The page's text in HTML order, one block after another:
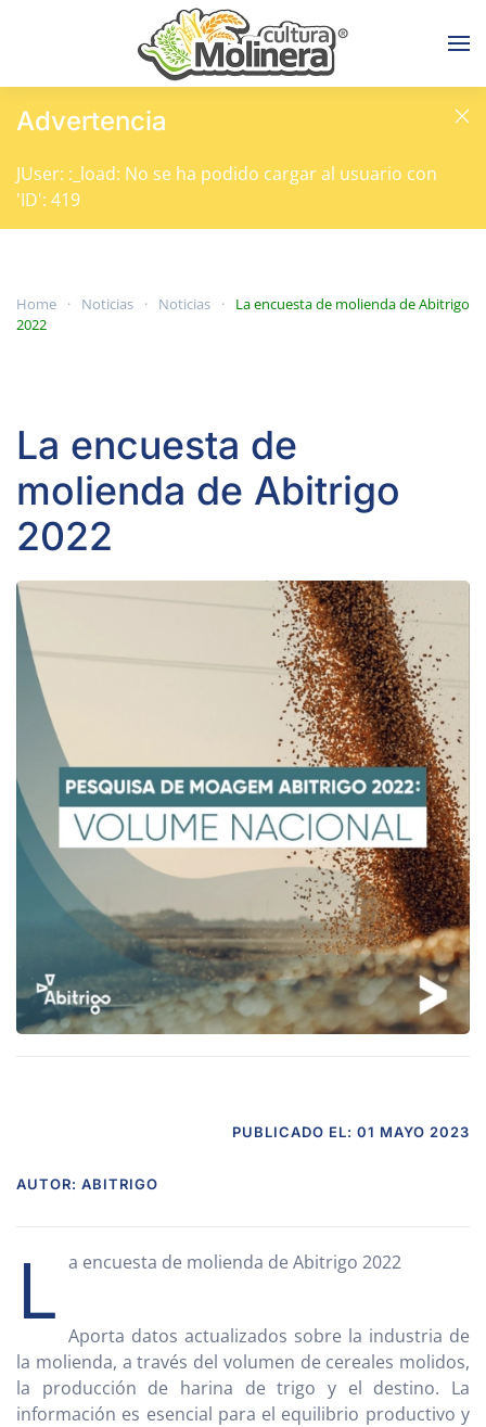
Skip to main content
Advertencia
JUser: :_load: No se ha podido cargar al usuario con
'ID': 419
Home Noticias Noticias
La encuesta de molienda de Abitrigo
2022
La encuesta de
molienda de Abitrigo
2022
PUBLICADO EL: 01 MAYO 2023
AUTOR: ABITRIGO
L a encuesta de molienda de Abitrigo 2022
Aporta datos actualizados sobre la industria de
la molienda, a través del volumen de cereales molidos,
la producción de harina de trigo y el destino. La
información es esencial para el equilibrio productivo y